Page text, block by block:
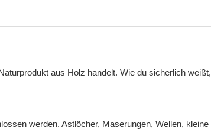
aus Holz handelt. Wie du sicherlich
werden. Astlöcher, Maserungen, Wellen,